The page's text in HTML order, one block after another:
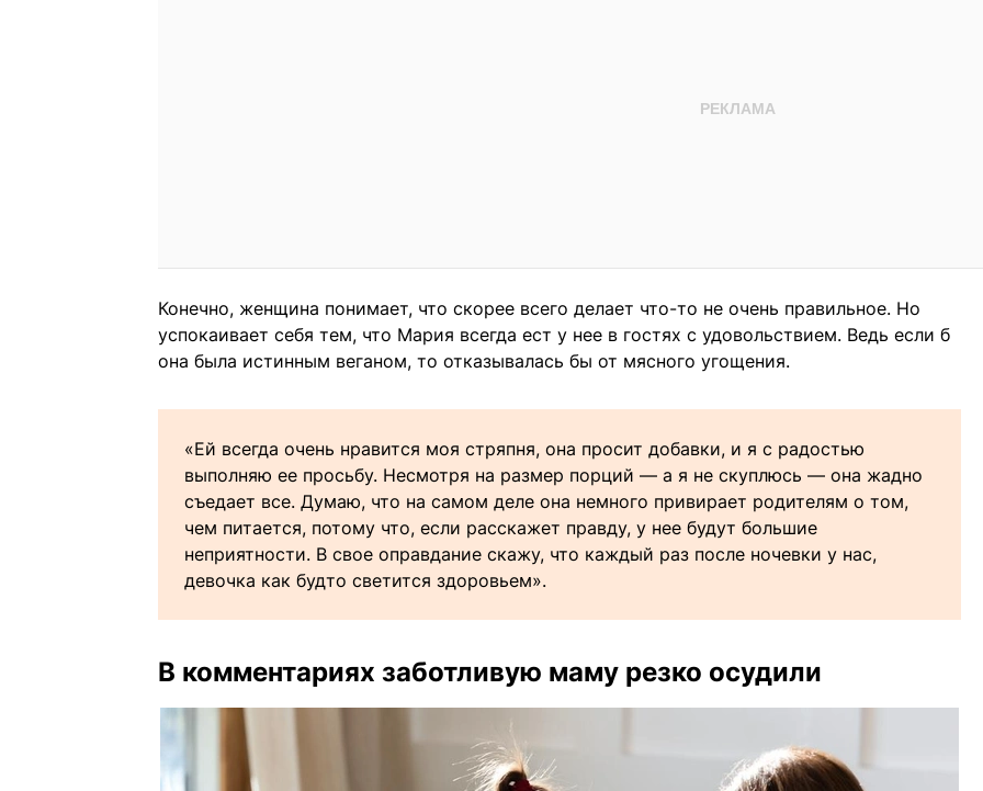
Конечно, женщина понимает, что скорее всего делает что-то не очень правильное. Но
успокаивает себя тем, что Мария всегда ест у нее в гостях с удовольствием. Ведь если б
она была истинным веганом, то отказывалась бы от мясного угощения.
«Ей всегда очень нравится моя стряпня, она просит добавки, и я с радостью
выполняю ее просьбу. Несмотря на размер порций — а я не скуплюсь — она жадно
съедает все. Думаю, что на самом деле она немного привирает родителям о том,
чем питается, потому что, если расскажет правду, у нее будут большие
неприятности. В свое оправдание скажу, что каждый раз после ночевки у нас,
девочка как будто светится здоровьем».
В комментариях заботливую маму резко осудили